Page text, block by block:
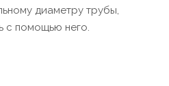
диаметру трубы,
с помощью него.